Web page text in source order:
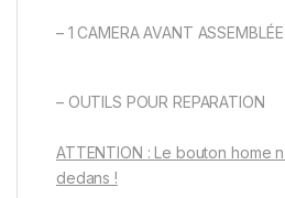
– 1 CAMERA AVANT ASSEMBLÉE
– OUTILS POUR REPARATION
ATTENTION : Le bouton home
dedans !